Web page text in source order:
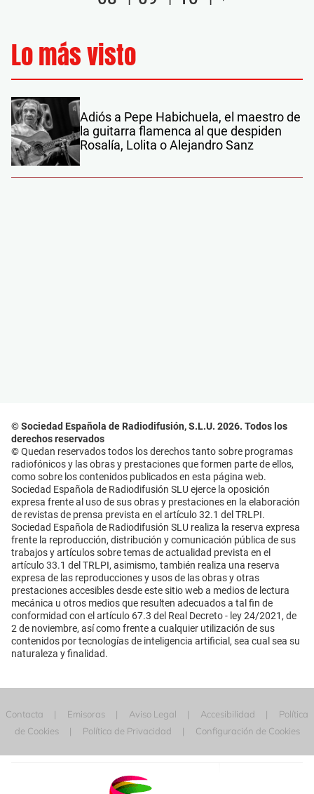
Lo más visto
Adiós a Pepe Habichuela, el maestro de
la guitarra flamenca al que despiden
Rosalía, Lolita o Alejandro Sanz
© Sociedad Española de Radiodifusión, S.L.U. 2026. Todos los
derechos reservados
© Quedan reservados todos los derechos tanto sobre programas
radiofónicos y las obras y prestaciones que formen parte de ellos,
como sobre los contenidos publicados en esta página web.
Sociedad Española de Radiodifusión SLU ejerce la oposición
expresa frente al uso de sus obras y prestaciones en la elaboración
de revistas de prensa prevista en el artículo 32.1 del TRLPI.
Sociedad Española de Radiodifusión SLU realiza la reserva expresa
frente la reproducción, distribución y comunicación pública de sus
trabajos y artículos sobre temas de actualidad prevista en el
artículo 33.1 del TRLPI, asimismo, también realiza una reserva
expresa de las reproducciones y usos de las obras y otras
prestaciones accesibles desde este sitio web a medios de lectura
mecánica u otros medios que resulten adecuados a tal fin de
conformidad con el artículo 67.3 del Real Decreto - ley 24/2021, de
2 de noviembre, así como frente a cualquier utilización de sus
contenidos por tecnologías de inteligencia artificial, sea cual sea su
naturaleza y finalidad.
Contacta Emisoras Aviso Legal Accesibilidad
Política
de Cookies
Política de Privacidad Configuración de Cookies